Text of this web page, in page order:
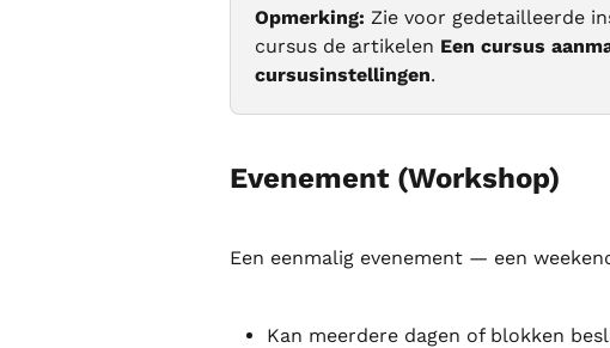
Opmerking: Zie voor gedetailleerde
cursus de artikelen Een cursus
cursusinstellingen.
Evenement (Workshop)
Een eenmalig evenement — een
Kan meerdere dagen of blokken